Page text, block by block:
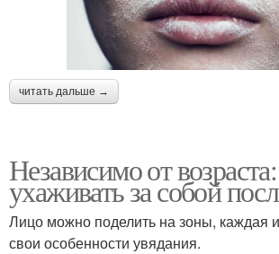
читать дальше →
Независимо от
ухаживать за собой
Лицо можно поделить на зоны, каждая
свои особенности увядания.